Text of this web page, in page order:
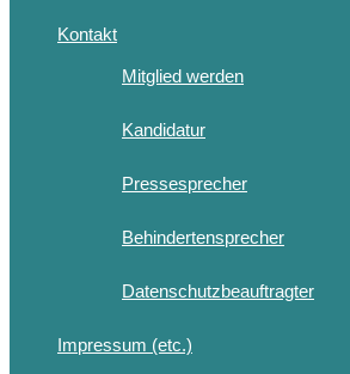
Kontakt
Mitglied werden
Kandidatur
Pressesprecher
Behindertensprecher
Datenschutzbeauftragter
Impressum (etc.)